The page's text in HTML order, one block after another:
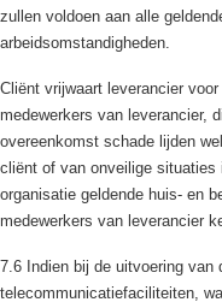
zullen voldoen aan alle
arbeidsomstandigheden.
Cliënt vrijwaart leverancier
medewerkers van leverancier,
overeenkomst schade lijden
cliënt of van onveilige
organisatie geldende huis- en
medewerkers van leverancier
7.6 Indien bij de uitvoering van
telecommunicatiefaciliteiten,